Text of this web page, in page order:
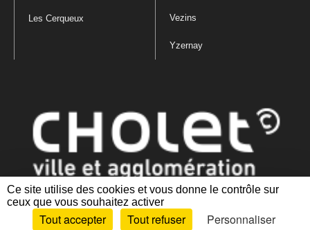
Ce site utilise des cookies et vous donne le contrôle sur
ceux que vous souhaitez activer
Tout accepter Tout refuser Personnaliser
Les Cerqueux Vezins
Yzernay
Mentions légales|Politique de confidentialité
des cookies |Plan du site Accessibilité : partiellement conforme